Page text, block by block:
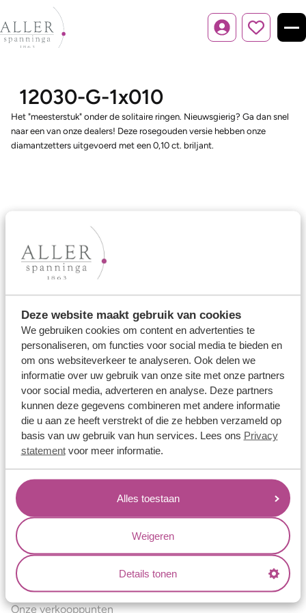
Deze website maakt gebruik van cookies
We gebruiken cookies om content en advertenties te
personaliseren, om functies voor social media te bieden en
om ons websiteverkeer te analyseren. Ook delen we
informatie over uw gebruik van onze site met onze partners
voor social media, adverteren en analyse. Deze partners
kunnen deze gegevens combineren met andere informatie
die u aan ze heeft verstrekt of die ze hebben verzameld op
basis van uw gebruik van hun services. Lees ons Privacy
statementvoor meer informatie.
Alles toestaan
Weigeren
Details tonen
Inloggen
12030-G-1x010
Het "meesterstuk" onder de solitaire ringen. Nieuwsgierig? Ga dan snel
naar een van onze dealers! Deze rosegouden versie hebben onze
diamantzetters uitgevoerd met een 0,10 ct. briljant.
Ons aanbod
Trouwringen
Verlovingsringen
Vriendschapsringen
Over ons
Aller Spanninga
Historie
Certificaten
Blogs
Jouw voordelen
Conflictvrije Materialen
Oneindig veel mogelijkheden
Kwaliteit
Juweliers & Contact
Onze verkooppunten